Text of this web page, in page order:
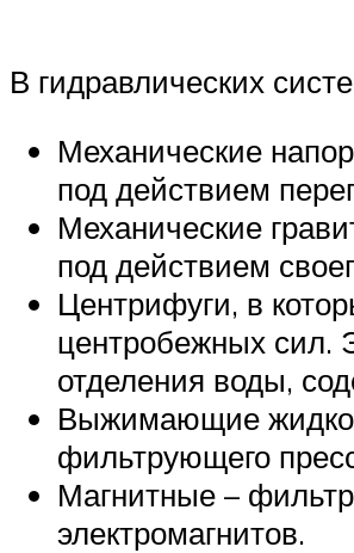
В гидравлических
Механические
под действием
Механические
под действием
Центрифуги, в
центробежных сил.
отделения воды,
Выжимающие
фильтрующего
Магнитные –
электромагнитов.